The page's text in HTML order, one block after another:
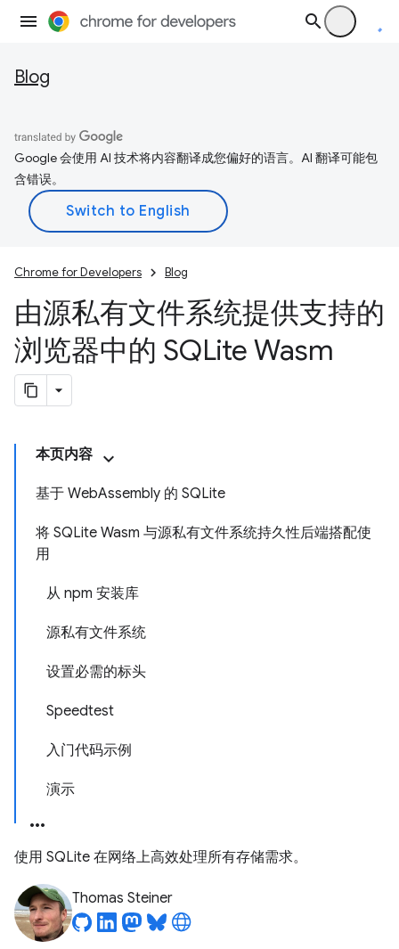
Blog
Google 会使用 AI 技术将内容翻译成您偏好的语言。AI 翻译可能包
含错误。
Chrome for Developers Blog
由源私有文件系统提供支持的
浏览器中的 SQLite Wasm
本页内容
基于 WebAssembly 的 SQLite
将 SQLite Wasm 与源私有文件系统持久性后端搭配使
用
从 npm 安装库
源私有文件系统
设置必需的标头
Speedtest
入门代码示例
演示
使用 SQLite 在网络上高效处理所有存储需求。
Thomas Steiner